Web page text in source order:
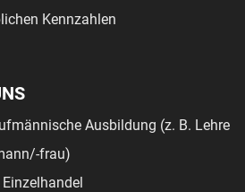
Kennzahlen
Ausbildung (z. B. Lehre
frau)